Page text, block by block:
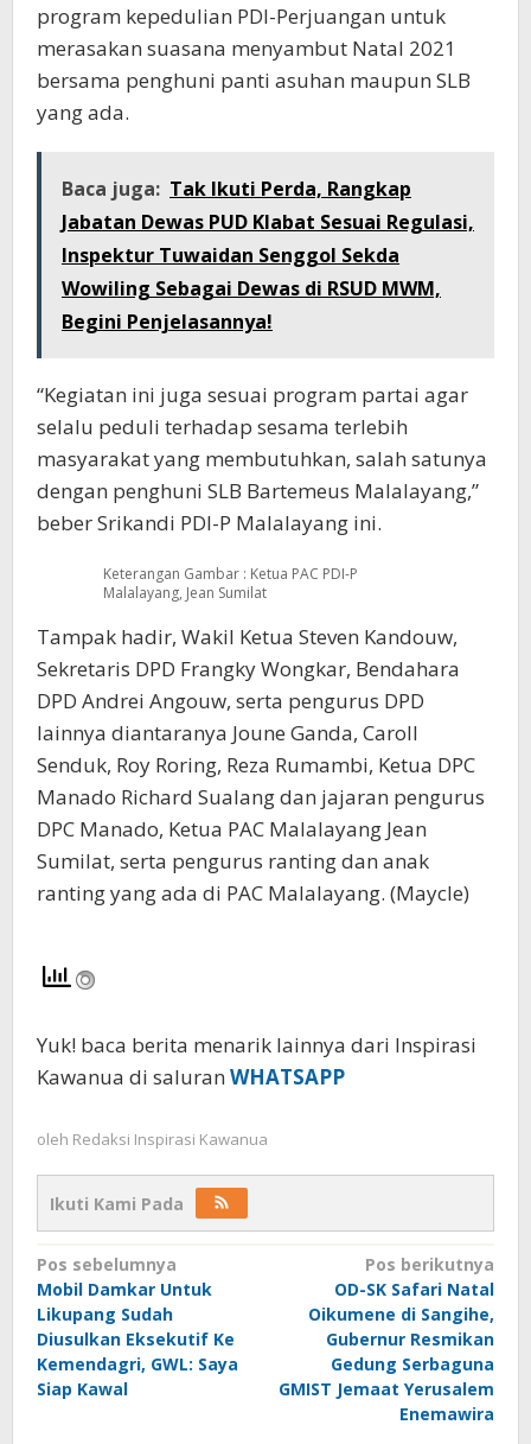
program kepedulian PDI-Perjuangan untuk
merasakan suasana menyambut Natal 2021
bersama penghuni panti asuhan maupun SLB
yang ada.
Baca juga: Tak Ikuti Perda, Rangkap
Jabatan Dewas PUD Klabat Sesuai Regulasi,
Inspektur Tuwaidan Senggol Sekda
Wowiling Sebagai Dewas di RSUD MWM,
Begini Penjelasannya!
“Kegiatan ini juga sesuai program partai agar
selalu peduli terhadap sesama terlebih
masyarakat yang membutuhkan, salah satunya
dengan penghuni SLB Bartemeus Malalayang,”
beber Srikandi PDI-P Malalayang ini.
Keterangan Gambar : Ketua PAC PDI-P
Malalayang, Jean Sumilat
Tampak hadir, Wakil Ketua Steven Kandouw,
Sekretaris DPD Frangky Wongkar, Bendahara
DPD Andrei Angouw, serta pengurus DPD
lainnya diantaranya Joune Ganda, Caroll
Senduk, Roy Roring, Reza Rumambi, Ketua DPC
Manado Richard Sualang dan jajaran pengurus
DPC Manado, Ketua PAC Malalayang Jean
Sumilat, serta pengurus ranting dan anak
ranting yang ada di PAC Malalayang. (Maycle)
Yuk! baca berita menarik lainnya dari Inspirasi
Kawanua di saluran WHATSAPP
oleh Redaksi Inspirasi Kawanua
Ikuti Kami Pada
Navigasi
pos
Pos sebelumnya
Mobil Damkar Untuk
Likupang Sudah
Diusulkan Eksekutif Ke
Kemendagri, GWL: Saya
Siap Kawal
Pos berikutnya
OD-SK Safari Natal
Oikumene di Sangihe,
Gubernur Resmikan
Gedung Serbaguna
GMIST Jemaat Yerusalem
Enemawira